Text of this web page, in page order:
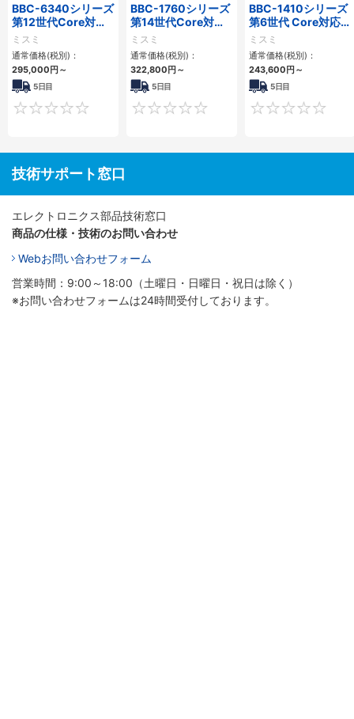
BBC-6340シリーズ
第12世代Core対応
小型フロアマウント
PC2PCI/2PCIe
ミスミ
通常価格(税別)：
295,000円～
5日目
0
BBC-1760シリーズ
第14世代Core対応
小型フロアマウント
3PCIe
ミスミ
通常価格(税別)：
322,800円～
5日目
0
BBC-1410シリーズ
第6世代 Core対応フ
ロアマウントFAPC
3PCI・3PCIe
ミスミ
通常価格(税別)：
243,600円～
5日目
技術サポート窓口
エレクトロニクス部品技術窓口
商品の仕様・技術のお問い合わせ
Webお問い合わせフォーム
営業時間：9:00～18:00（土曜日・日曜日・祝日は除く）
※お問い合わせフォームは24時間受付しております。